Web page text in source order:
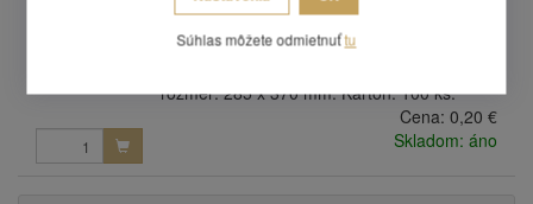
Plastová bublinková obálka 265 x 360 mm
H18
rozmer: 285 x 370 mm. Kartón: 100 ks.
Cena: 0,20 €
Skladom: áno
Súhlas môžete odmietnuťtu